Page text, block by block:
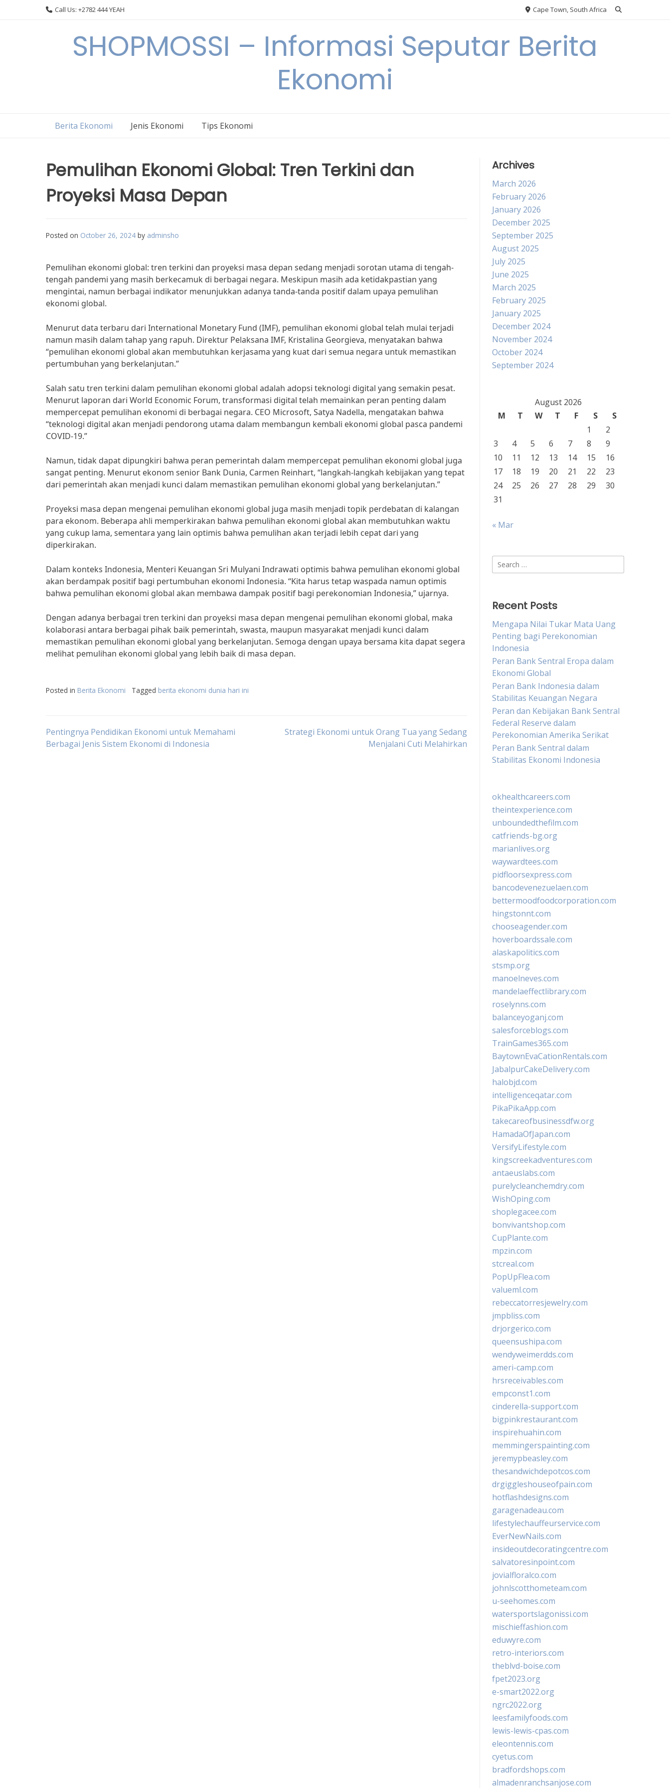
Call Us: +2782 444 YEAH Cape Town, South Africa
SHOPMOSSI – Informasi Seputar Berita
Ekonomi
Berita Ekonomi Jenis Ekonomi Tips Ekonomi
Pemulihan Ekonomi Global: Tren Terkini dan
Proyeksi Masa Depan
Posted on October 26, 2024 by adminsho
Pemulihan ekonomi global: tren terkini dan proyeksi masa depan sedang menjadi sorotan utama di tengah-
tengah pandemi yang masih berkecamuk di berbagai negara. Meskipun masih ada ketidakpastian yang
mengintai, namun berbagai indikator menunjukkan adanya tanda-tanda positif dalam upaya pemulihan
ekonomi global.
Menurut data terbaru dari International Monetary Fund (IMF), pemulihan ekonomi global telah mulai terjadi
namun masih dalam tahap yang rapuh. Direktur Pelaksana IMF, Kristalina Georgieva, menyatakan bahwa
“pemulihan ekonomi global akan membutuhkan kerjasama yang kuat dari semua negara untuk memastikan
pertumbuhan yang berkelanjutan.”
Salah satu tren terkini dalam pemulihan ekonomi global adalah adopsi teknologi digital yang semakin pesat.
Menurut laporan dari World Economic Forum, transformasi digital telah memainkan peran penting dalam
mempercepat pemulihan ekonomi di berbagai negara. CEO Microsoft, Satya Nadella, mengatakan bahwa
“teknologi digital akan menjadi pendorong utama dalam membangun kembali ekonomi global pasca pandemi
COVID-19.”
Namun, tidak dapat dipungkiri bahwa peran pemerintah dalam mempercepat pemulihan ekonomi global juga
sangat penting. Menurut ekonom senior Bank Dunia, Carmen Reinhart, “langkah-langkah kebijakan yang tepat
dari pemerintah akan menjadi kunci dalam memastikan pemulihan ekonomi global yang berkelanjutan.”
Proyeksi masa depan mengenai pemulihan ekonomi global juga masih menjadi topik perdebatan di kalangan
para ekonom. Beberapa ahli memperkirakan bahwa pemulihan ekonomi global akan membutuhkan waktu
yang cukup lama, sementara yang lain optimis bahwa pemulihan akan terjadi lebih cepat dari yang
diperkirakan.
Dalam konteks Indonesia, Menteri Keuangan Sri Mulyani Indrawati optimis bahwa pemulihan ekonomi global
akan berdampak positif bagi pertumbuhan ekonomi Indonesia. “Kita harus tetap waspada namun optimis
bahwa pemulihan ekonomi global akan membawa dampak positif bagi perekonomian Indonesia,” ujarnya.
Dengan adanya berbagai tren terkini dan proyeksi masa depan mengenai pemulihan ekonomi global, maka
kolaborasi antara berbagai pihak baik pemerintah, swasta, maupun masyarakat menjadi kunci dalam
memastikan pemulihan ekonomi global yang berkelanjutan. Semoga dengan upaya bersama kita dapat segera
melihat pemulihan ekonomi global yang lebih baik di masa depan.
Posted in Berita Ekonomi Tagged berita ekonomi dunia hari ini
Post
Pentingnya Pendidikan Ekonomi untuk Memahami
Berbagai Jenis Sistem Ekonomi di Indonesia
Strategi Ekonomi untuk Orang Tua yang Sedang
Menjalani Cuti Melahirkan
Archives
March 2026
February 2026
January 2026
December 2025
September 2025
August 2025
July 2025
June 2025
March 2025
February 2025
January 2025
December 2024
November 2024
October 2024
September 2024
August 2026
M
T W T F S
S
1
2
3
4 5 6 7 8
9
10
11 12 13 14 15
16
17
18 19 20 21 22
23
24
25 26 27 28 29
30
31
« Mar
Search
for:
Recent Posts
Mengapa Nilai Tukar Mata Uang
Penting bagi Perekonomian
Indonesia
Peran Bank Sentral Eropa dalam
Ekonomi Global
Peran Bank Indonesia dalam
Stabilitas Keuangan Negara
Peran dan Kebijakan Bank Sentral
Federal Reserve dalam
Perekonomian Amerika Serikat
Peran Bank Sentral dalam
Stabilitas Ekonomi Indonesia
okhealthcareers.com
theintexperience.com
unboundedthefilm.com
catfriends-bg.org
marianlives.org
waywardtees.com
pidfloorsexpress.com
bancodevenezuelaen.com
bettermoodfoodcorporation.com
hingstonnt.com
chooseagender.com
hoverboardssale.com
alaskapolitics.com
stsmp.org
manoelneves.com
mandelaeffectlibrary.com
roselynns.com
balanceyoganj.com
salesforceblogs.com
TrainGames365.com
BaytownEvaCationRentals.com
JabalpurCakeDelivery.com
halobjd.com
intelligenceqatar.com
PikaPikaApp.com
takecareofbusinessdfw.org
HamadaOfJapan.com
VersifyLifestyle.com
kingscreekadventures.com
antaeuslabs.com
purelycleanchemdry.com
WishOping.com
shoplegacee.com
bonvivantshop.com
CupPlante.com
mpzin.com
stcreal.com
PopUpFlea.com
valueml.com
rebeccatorresjewelry.com
jmpbliss.com
drjorgerico.com
queensushipa.com
wendyweimerdds.com
ameri-camp.com
hrsreceivables.com
empconst1.com
cinderella-support.com
bigpinkrestaurant.com
inspirehuahin.com
memmingerspainting.com
jeremypbeasley.com
thesandwichdepotcos.com
drgiggleshouseofpain.com
hotflashdesigns.com
garagenadeau.com
lifestylechauffeurservice.com
EverNewNails.com
insideoutdecoratingcentre.com
salvatoresinpoint.com
jovialfloralco.com
johnlscotthometeam.com
u-seehomes.com
watersportslagonissi.com
mischieffashion.com
eduwyre.com
retro-interiors.com
theblvd-boise.com
fpet2023.org
e-smart2022.org
ngrc2022.org
leesfamilyfoods.com
lewis-lewis-cpas.com
eleontennis.com
cyetus.com
bradfordshops.com
almadenranchsanjose.com